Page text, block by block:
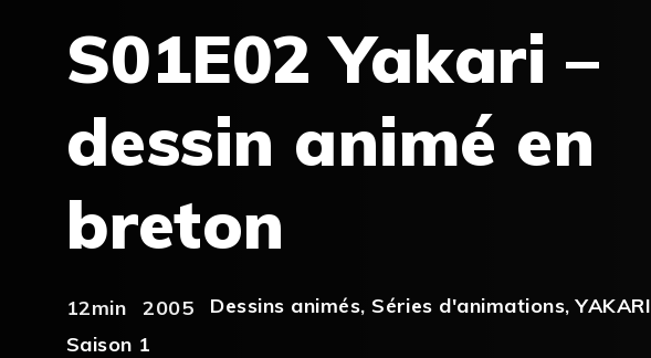
S01E02 Yakari –
dessin animé en
breton
12min 2005 Dessins animés, Séries d'animations,YAKARI
Saison 1